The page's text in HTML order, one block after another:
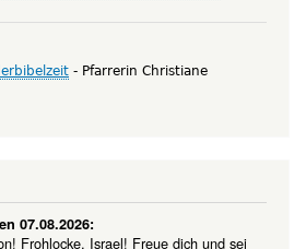
Pfarrerin Christiane
07.08.2026:
Frohlocke, Israel! Freue dich und sei